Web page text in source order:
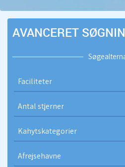
AVANCERET